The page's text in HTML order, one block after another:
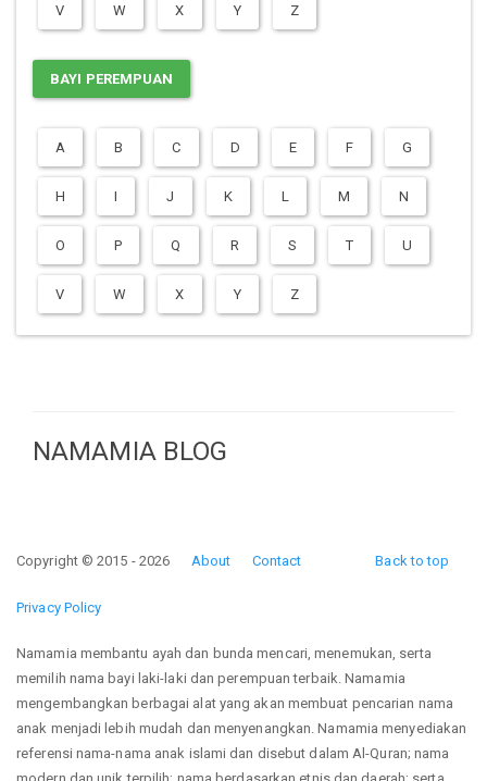
V W X Y Z
BAYI PEREMPUAN
A B C D E F G
H I J K L M N
O P Q R S T U
V W X Y Z
NAMAMIA BLOG
Back to top
Copyright © 2015 - 2026 About Contact
Privacy Policy
Namamia membantu ayah dan bunda mencari, menemukan, serta
memilih nama bayi laki-laki dan perempuan terbaik. Namamia
mengembangkan berbagai alat yang akan membuat pencarian nama
anak menjadi lebih mudah dan menyenangkan. Namamia menyediakan
referensi nama-nama anak islami dan disebut dalam Al-Quran; nama